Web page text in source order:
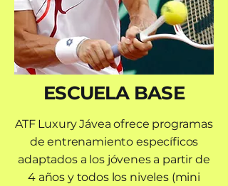
ESCUELA BASE
ATF Luxury Jávea ofrece programas
de entrenamiento específicos
adaptados a los jóvenes a partir de
4 años y todos los niveles (mini